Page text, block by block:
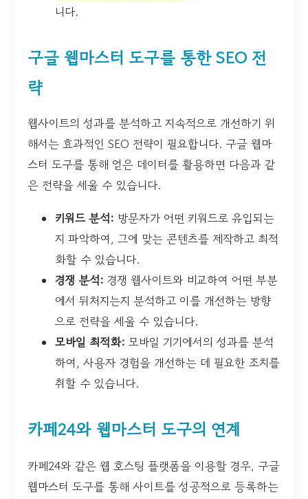
니다.
구글 웹마스터 도구를 통한 SEO 전
략
웹사이트의 성과를 분석하고 지속적으로 개선하기 위
해서는 효과적인 SEO 전략이 필요합니다. 구글 웹마
스터 도구를 통해 얻은 데이터를 활용하면 다음과 같
은 전략을 세울 수 있습니다.
키워드 분석: 방문자가 어떤 키워드로 유입되는
지 파악하여, 그에 맞는 콘텐츠를 제작하고 최적
화할 수 있습니다.
경쟁 분석: 경쟁 웹사이트와 비교하여 어떤 부분
에서 뒤처지는지 분석하고 이를 개선하는 방향
으로 전략을 세울 수 있습니다.
모바일 최적화: 모바일 기기에서의 성과를 분석
하여, 사용자 경험을 개선하는 데 필요한 조치를
취할 수 있습니다.
카페24와 웹마스터 도구의 연계
카페24와 같은 웹 호스팅 플랫폼을 이용할 경우, 구글
웹마스터 도구를 통해 사이트를 성공적으로 등록하는